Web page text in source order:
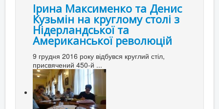
Ірина Максименко та Денис
Кузьмін на круглому столі з
Нідерландської та
Американської революцій
9 грудня 2016 року відбувся круглий стіл,
присвячений 450-й ...